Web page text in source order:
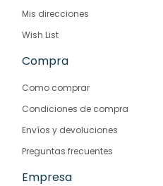
Mis direcciones
Wish List
Compra
Como comprar
Condiciones de compra
Envíos y devoluciones
Preguntas frecuentes
Empresa